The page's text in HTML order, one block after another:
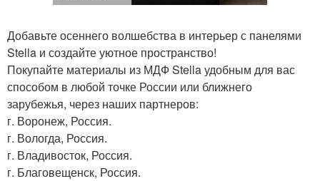
Добавьте осеннего волшебства в интерьер с панелями
Stella и создайте уютное пространство!
Покупайте материалы из МДФ Stella удобным для вас
способом в любой точке России или ближнего
зарубежья, через наших партнеров:
г. Воронеж, Россия.
г. Вологда, Россия.
г. Владивосток, Россия.
г. Благовещенск, Россия.